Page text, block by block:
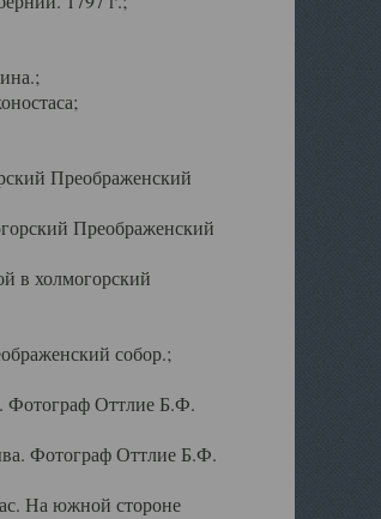
Преображенский
Преображенский
в холмогорский
собор.;
Фотограф Оттлие Б.Ф.
Фотограф Оттлие Б.Ф.
На южной стороне